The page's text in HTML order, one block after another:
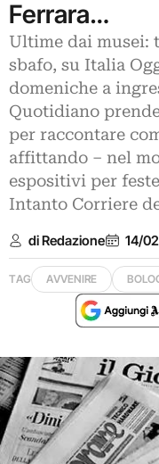
Ferrara…
Ultime dai musei:
sbafo, su Italia
domeniche a
Quotidiano
per raccontare
affittando – nel
espositivi per
Intanto Corriere
di Redazione 14/
TAG AVVENIRE